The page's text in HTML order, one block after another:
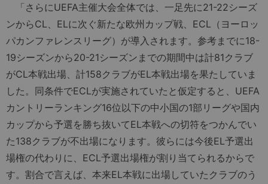
「さらにUEFA主催大会全体では、一足先に21-22シーズ
ンからCL、ELに次ぐ新たな欧州カップ戦、ECL（ヨーロッ
パカンファレンスリーグ）が導入されます。参考までに18-
19シーズンから20-21シーズンまでの期間中は計81クラブ
がCL本戦出場、計158クラブがEL本戦出場を果たしていま
した。同条件でECLが実施されていたと仮定すると、UEFA
カントリーランキング16位以下の中小国の1部リーグや国内
カップから予選を勝ち抜いてEL本戦への切符をつかんでい
た138クラブが不出場になります。彼らには今後EL予選出
場権の代わりに、ECL予選出場権が割り当てられるからで
す。割合で言えば、本来EL本戦に出場していたクラブのう